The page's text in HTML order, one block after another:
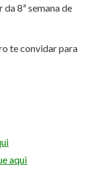
8ª semana de
te convidar para
aqui